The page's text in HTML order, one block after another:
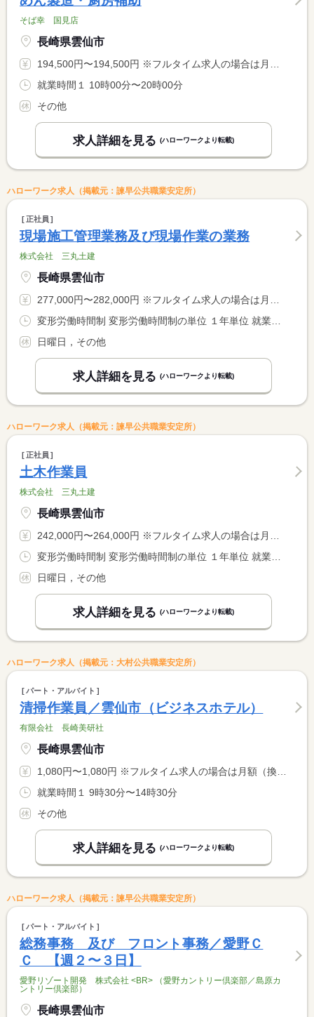
そば幸 国見店
長崎県雲仙市
194,500円〜194,500円 ※フルタイム求人の場合は月額（換算額）、パート求人の場合は時間額を表示しています。
就業時間１ 10時00分〜20時00分
その他
求人詳細を見る (ハローワークより転載)
ハローワーク求人（掲載元：諫早公共職業安定所）
正社員
現場施工管理業務及び現場作業の業務
株式会社 三丸土建
長崎県雲仙市
277,000円〜282,000円 ※フルタイム求人の場合は月額（換算額）、パート求人の場合は時間額を表示しています。
日曜日，その他
求人詳細を見る (ハローワークより転載)
ハローワーク求人（掲載元：諫早公共職業安定所）
正社員
土木作業員
株式会社 三丸土建
長崎県雲仙市
242,000円〜264,000円 ※フルタイム求人の場合は月額（換算額）、パート求人の場合は時間額を表示しています。
日曜日，その他
求人詳細を見る (ハローワークより転載)
ハローワーク求人（掲載元：大村公共職業安定所）
パート・アルバイト
清掃作業員／雲仙市（ビジネスホテル）
有限会社 長崎美研社
長崎県雲仙市
1,080円〜1,080円 ※フルタイム求人の場合は月額（換算額）、パート求人の場合は時間額を表示しています。
就業時間１ 9時30分〜14時30分
その他
求人詳細を見る (ハローワークより転載)
ハローワーク求人（掲載元：諫早公共職業安定所）
パート・アルバイト
総務事務 及び フロント事務／愛野Ｃ
Ｃ 【週２〜３日】
愛野リゾート開発 株式会社 <BR> （愛野カントリー倶楽部／島原カ
ントリー倶楽部）
長崎県雲仙市